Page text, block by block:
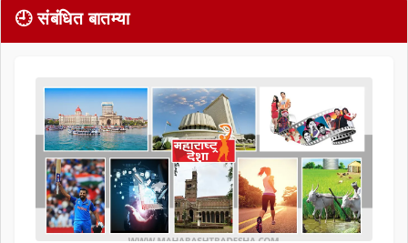
🕘 संबंधित बातम्या